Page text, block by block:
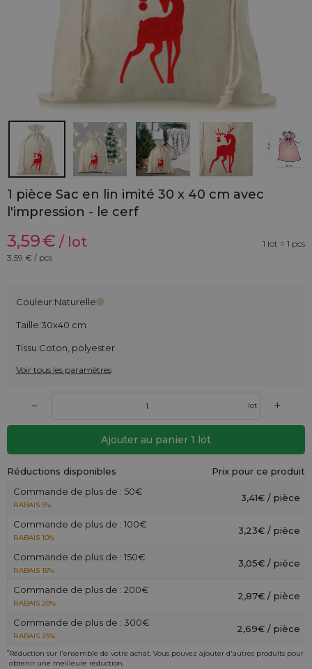
1 pièce Sac en lin imité 30 x 40 cm avec
l'impression - le cerf
3,59€ / lot
1 lot = 1 pcs
3,59 € / pcs
Couleur:Naturelle
Taille:30x40 cm
Tissu:Coton, polyester
Voir tous les paramètres
– lot +
Ajouter au panier 1 lot
Réductions disponibles
Prix pour ce produit
Commande de plus de : 50€
RABAIS 5%
3,41€ / pièce
Commande de plus de : 100€
RABAIS 10%
3,23€ / pièce
Commande de plus de : 150€
RABAIS 15%
3,05€ / pièce
Commande de plus de : 200€
RABAIS 20%
2,87€ / pièce
Commande de plus de : 300€
RABAIS 25%
2,69€ / pièce
*Réduction sur l'ensemble de votre achat. Vous pouvez ajouter d'autres produits pour
obtenir une meilleure réduction.